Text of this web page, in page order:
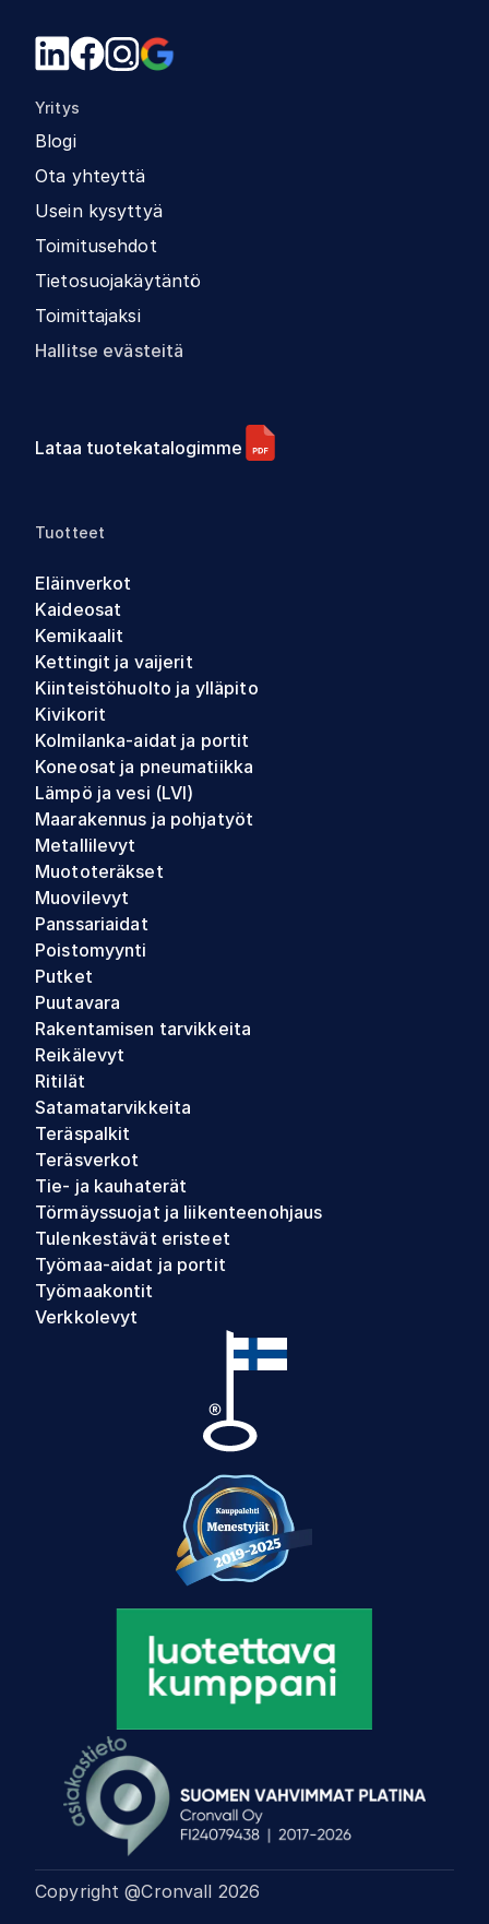
Yritys
Blogi
Ota yhteyttä
Usein kysyttyä
Toimitusehdot
Tietosuojakäytäntö
Toimittajaksi
Hallitse evästeitä
Lataa tuotekatalogimme
Tuotteet
Eläinverkot
Kaideosat
Kemikaalit
Kettingit ja vaijerit
Kiinteistöhuolto ja ylläpito
Kivikorit
Kolmilanka-aidat ja portit
Koneosat ja pneumatiikka
Lämpö ja vesi (LVI)
Maarakennus ja pohjatyöt
Metallilevyt
Muototeräkset
Muovilevyt
Panssariaidat
Poistomyynti
Putket
Puutavara
Rakentamisen tarvikkeita
Reikälevyt
Ritilät
Satamatarvikkeita
Teräspalkit
Teräsverkot
Tie- ja kauhaterät
Törmäyssuojat ja liikenteenohjaus
Tulenkestävät eristeet
Työmaa-aidat ja portit
Työmaakontit
Verkkolevyt
Copyright @Cronvall 2026